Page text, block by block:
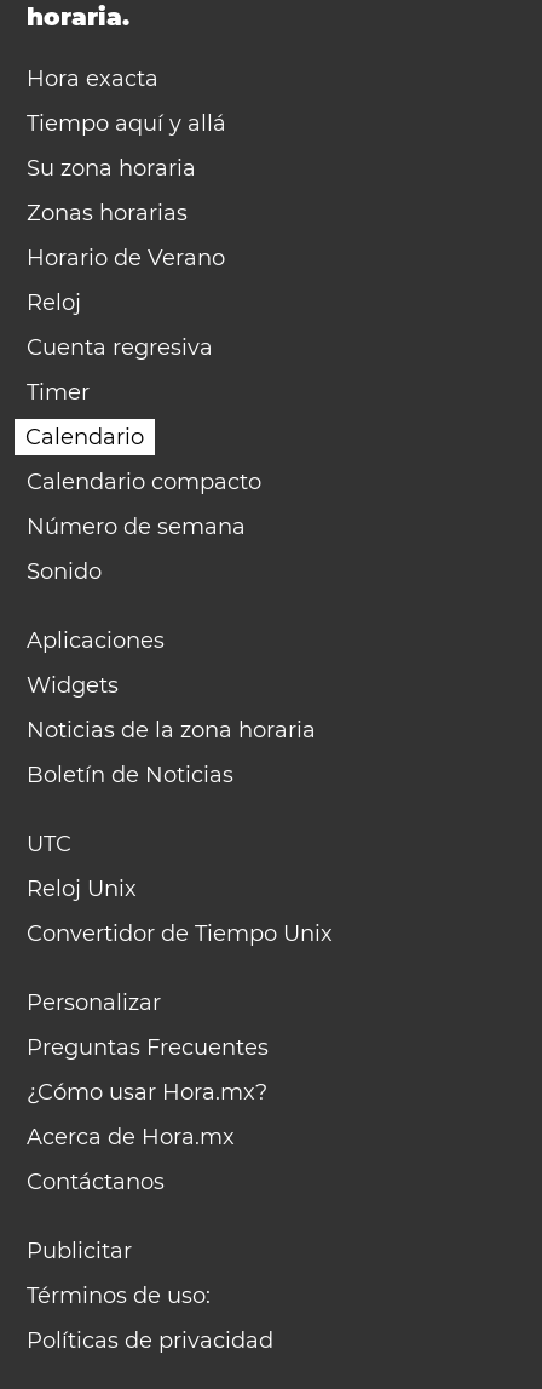
horaria.
Hora exacta
Tiempo aquí y allá
Su zona horaria
Zonas horarias
Horario de Verano
Reloj
Cuenta regresiva
Timer
Calendario
Calendario compacto
Número de semana
Sonido
Aplicaciones
Widgets
Noticias de la zona horaria
Boletín de Noticias
UTC
Reloj Unix
Convertidor de Tiempo Unix
Personalizar
Preguntas Frecuentes
¿Cómo usar Hora.mx?
Acerca de Hora.mx
Contáctanos
Publicitar
Términos de uso:
Políticas de privacidad